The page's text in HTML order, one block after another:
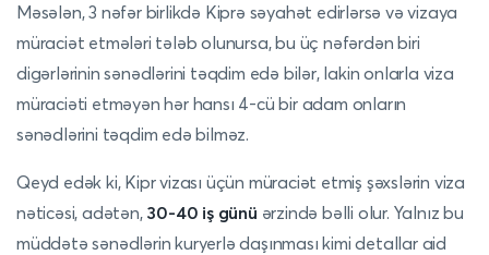
Məsələn, 3 nəfər birlikdə Kiprə səyahət edirlərsə və vizaya
müraciət etmələri tələb olunursa, bu üç nəfərdən biri
digərlərinin sənədlərini təqdim edə bilər, lakin onlarla viza
müraciəti etməyən hər hansı 4-cü bir adam onların
sənədlərini təqdim edə bilməz.
Qeyd edək ki, Kipr vizası üçün müraciət etmiş şəxslərin viza
nəticəsi, adətən, 30-40 iş günü ərzində bəlli olur. Yalnız bu
müddətə sənədlərin kuryerlə daşınması kimi detallar aid